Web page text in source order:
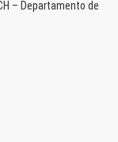
– Departamento de